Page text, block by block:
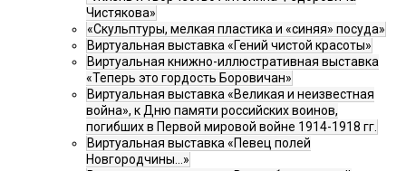
Чистякова»
«Скульптуры, мелкая пластика и «синяя» посуда»
Виртуальная выставка «Гений чистой красоты»
Виртуальная книжно-иллюстративная выставка
«Теперь это гордость Боровичан»
Виртуальная выставка «Великая и неизвестная
война», к Дню памяти российских воинов,
погибших в Первой мировой войне 1914-1918 гг.
Виртуальная выставка «Певец полей
Новгородчины…»